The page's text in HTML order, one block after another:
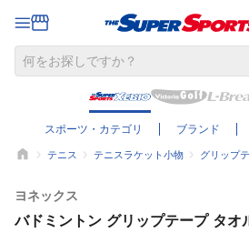
スポーツ・カテゴリ ブランド
テニス テニスラケット小物 グリップ
ヨネックス
バドミントン グリップテープ タオ